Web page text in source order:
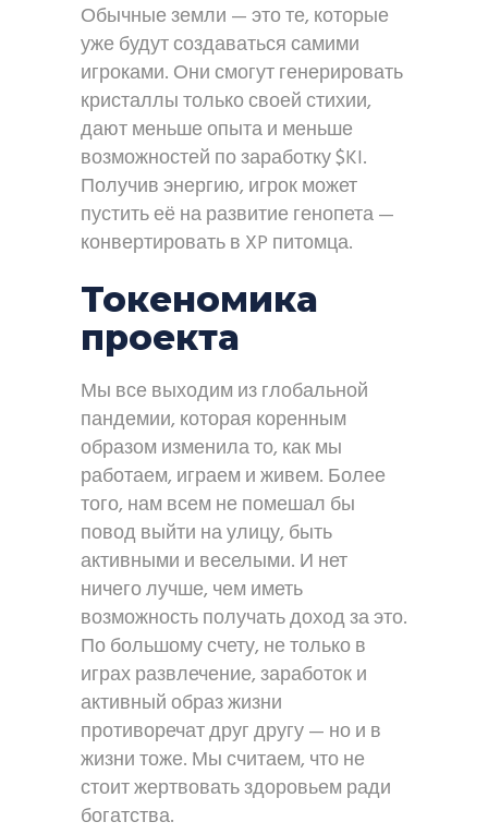
Обычные земли — это те, которые
уже будут создаваться самими
игроками. Они смогут генерировать
кристаллы только своей стихии,
дают меньше опыта и меньше
возможностей по заработку $KI.
Получив энергию, игрок может
пустить её на развитие генопета —
конвертировать в XP питомца.
Токеномика
проекта
Мы все выходим из глобальной
пандемии, которая коренным
образом изменила то, как мы
работаем, играем и живем. Более
того, нам всем не помешал бы
повод выйти на улицу, быть
активными и веселыми. И нет
ничего лучше, чем иметь
возможность получать доход за это.
По большому счету, не только в
играх развлечение, заработок и
активный образ жизни
противоречат друг другу — но и в
жизни тоже. Мы считаем, что не
стоит жертвовать здоровьем ради
богатства.